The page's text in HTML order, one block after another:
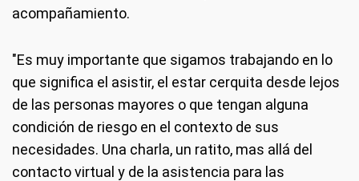
acompañamiento.
"Es muy importante que sigamos trabajando en lo
que significa el asistir, el estar cerquita desde lejos
de las personas mayores o que tengan alguna
condición de riesgo en el contexto de sus
necesidades. Una charla, un ratito, mas allá del
contacto virtual y de la asistencia para las